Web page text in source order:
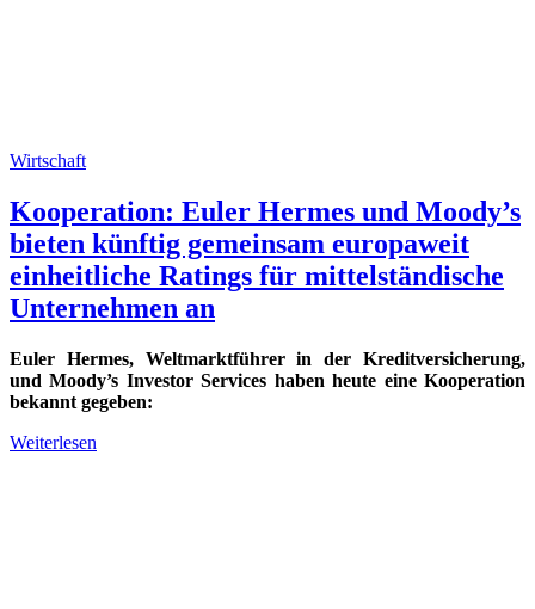
Wirtschaft
Kooperation: Euler Hermes und Moody’s
bieten künftig gemeinsam europaweit
einheitliche Ratings für mittelständische
Unternehmen an
Euler Hermes, Weltmarktführer in der Kreditversicherung,
und Moody’s Investor Services haben heute eine Kooperation
bekannt gegeben:
Weiterlesen